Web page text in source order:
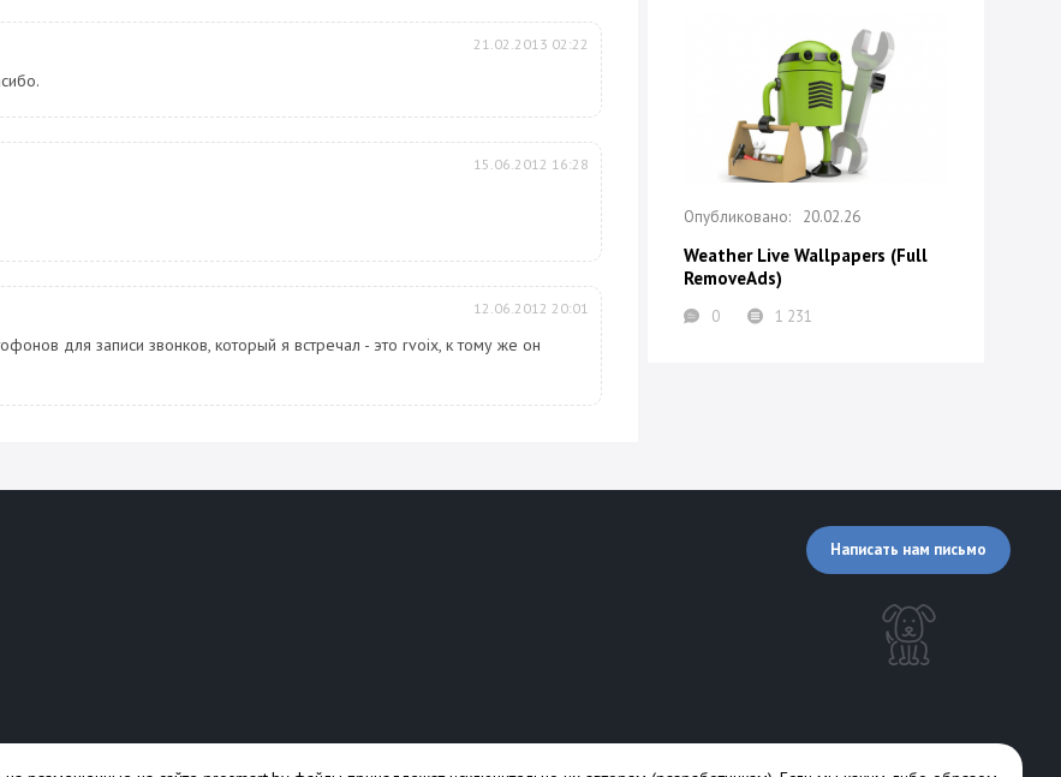
21.02.2013 02:22
15.06.2012 16:28
12.06.2012 20:01
для записи звонков, который я встречал - это rvoix, к тому же он
20.02.26
Weather Live Wallpapers (Full
RemoveAds)
0 1 231
Написать нам письмо